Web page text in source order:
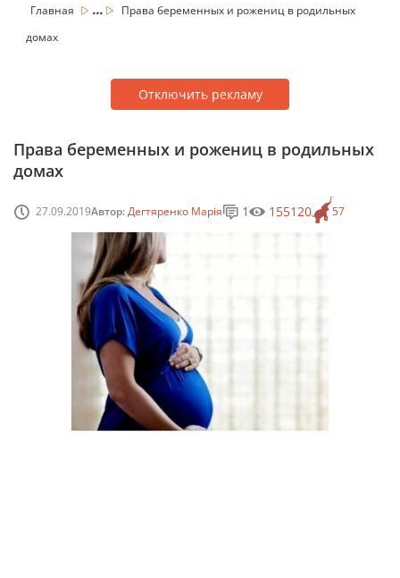
Главная ...
Права беременных и рожениц в родильных
домах
Отключить рекламу
Права беременных и рожениц в родильных
домах
27.09.2019Автор:Дегтяренко Марія 57
1 155120